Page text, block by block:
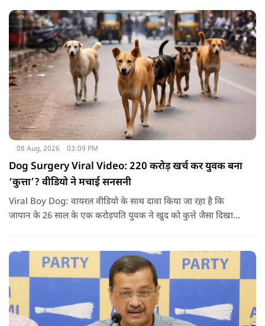
08 Aug, 2026 03:09 PM
Dog Surgery Viral Video: 220 करोड़ खर्च कर युवक बना
‘कुत्ता’? वीडियो ने मचाई सनसनी
Viral Boy Dog: वायरल वीडियो के साथ दावा किया जा रहा है कि
जापान के 26 साल के एक करोड़पति युवक ने खुद को कुत्ते जैसा दिखाने
करवाईं और अब वह कुत्ते की तरह दिखने, चलने और रहने की कोशिश
करता है.